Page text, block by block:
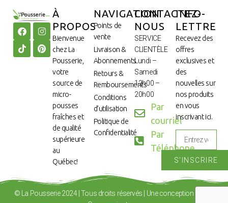
À
PROPOS
Bienvenue
chez La
Pousserie,
votre
source de
micro-
pousses
fraîches et
de qualité
supérieure
au
Québec!
NAVIGATION
Points de
vente
Livraison &
Abonnements
Retours &
Remboursements
Conditions
d’utilisation
Politique de
Confidentialité
CONTACTEZ-
NOUS
SERVICE
CLIENTÈLE
Lundi –
Samedi
12h00 –
20h00
Par
courriel
Par
Téléphone
INFO-
LETTRE
Recevez des
offres
exclusives et
des
nouvelles sur
nos produits
en vous
inscrivant ici.
S'INSCRIRE
© La Pousserie 2024 | Tous droits réservés | Une conception de Les